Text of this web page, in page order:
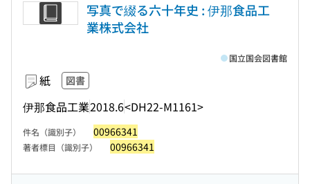
写真で綴る六十年史 : 伊那食品工
業株式会社
紙 図書
伊那食品工業2018.6<DH22-M1161>
国立国会図書館
件名（識別子） 00966341
著者標目（識別子） 00966341